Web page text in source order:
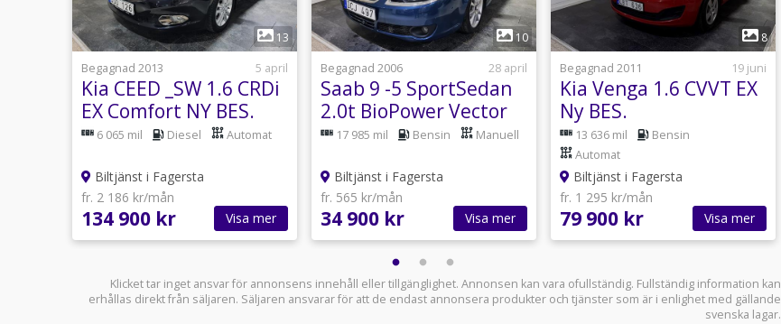
1
13
Begagnad 2013
5 april
Kia CEED _SW 1.6 CRDi
EX Comfort NY BES.
6 065 mil Diesel Automat
Biltjänst i Fagersta
fr. 2 186 kr/mån
134 900 kr Visa mer
1
10
Begagnad 2006
28 april
Saab 9 -5 SportSedan
2.0t BioPower Vector
17 985 mil Bensin Manuell
Biltjänst i Fagersta
fr. 565 kr/mån
34 900 kr Visa mer
1
8
Begagnad 2011
19 juni
Kia Venga 1.6 CVVT EX
Ny BES.
13 636 mil
Bensin
Automat
Biltjänst i Fagersta
fr. 1 295 kr/mån
79 900 kr Visa mer
Klicket tar inget ansvar för annonsens innehåll eller tillgänglighet. Annonsen kan vara ofullständig. Fullständig information kan
erhållas direkt från säljaren. Säljaren ansvarar för att de endast annonsera produkter och tjänster som är i enlighet med gällande
svenska lagar.